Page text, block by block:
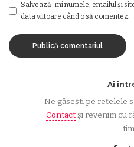
Salvează-mi numele, emailul și
data viitoare când o să comentez.
Ai
Ne găsești pe rețelele
Contactși revenim cu